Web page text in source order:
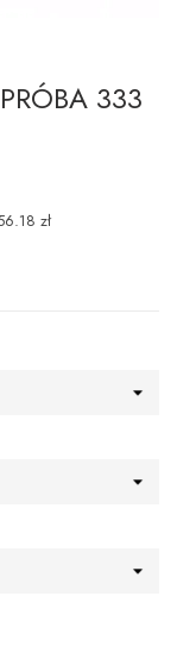
333
zł